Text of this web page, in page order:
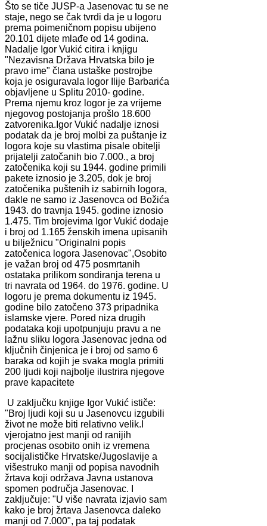
Što se tiče JUSP-a Jasenovac tu se ne
staje, nego se čak tvrdi da je u logoru
prema poimeničnom popisu ubijeno
20.101 dijete mlađe od 14 godina.
Nadalje Igor Vukić citira i knjigu
"Nezavisna Država Hrvatska bilo je
pravo ime" člana ustaške postrojbe
koja je osiguravala logor Ilije Barbarića
objavljene u Splitu 2010- godine.
Prema njemu kroz logor je za vrijeme
njegovog postojanja prošlo 18.600
zatvorenika.Igor Vukić nadalje iznosi
podatak da je broj molbi za puštanje iz
logora koje su vlastima pisale obitelji
prijatelji zatočanih bio 7.000., a broj
zatočenika koji su 1944. godine primili
pakete iznosio je 3.205, dok je broj
zatočenika puštenih iz sabirnih logora,
dakle ne samo iz Jasenovca od Božića
1943. do travnja 1945. godine iznosio
1.475. Tim brojevima Igor Vukić dodaje
i broj od 1.165 ženskih imena upisanih
u bilježnicu "Originalni popis
zatočenica logora Jasenovac",Osobito
je važan broj od 475 posmrtanih
ostataka prilikom sondiranja terena u
tri navrata od 1964. do 1976. godine. U
logoru je prema dokumentu iz 1945.
godine bilo zatočeno 373 pripadnika
islamske vjere. Pored niza drugih
podataka koji upotpunjuju pravu a ne
lažnu sliku logora Jasenovac jedna od
ključnih činjenica je i broj od samo 6
baraka od kojih je svaka mogla primiti
200 ljudi koji najbolje ilustrira njegove
prave kapacitete
U zaključku knjige Igor Vukić ističe:
"Broj ljudi koji su u Jasenovcu izgubili
život ne može biti relativno velik.I
vjerojatno jest manji od ranijih
procjenas osobito onih iz vremena
socijalističke Hrvatske/Jugoslavije a
višestruko manji od popisa navodnih
žrtava koji održava Javna ustanova
spomen područja Jasenovac. I
zaključuje: "U više navrata izjavio sam
kako je broj žrtava Jasenovca daleko
manji od 7.000", pa taj podatak